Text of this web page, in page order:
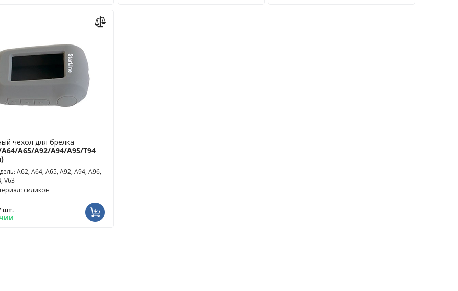
чехол для брелка
A64/A65/A92/A94/A95/T94
A62, A64, A65, A92, A94, A96,
V63
силикон
чехла: серый
шт.